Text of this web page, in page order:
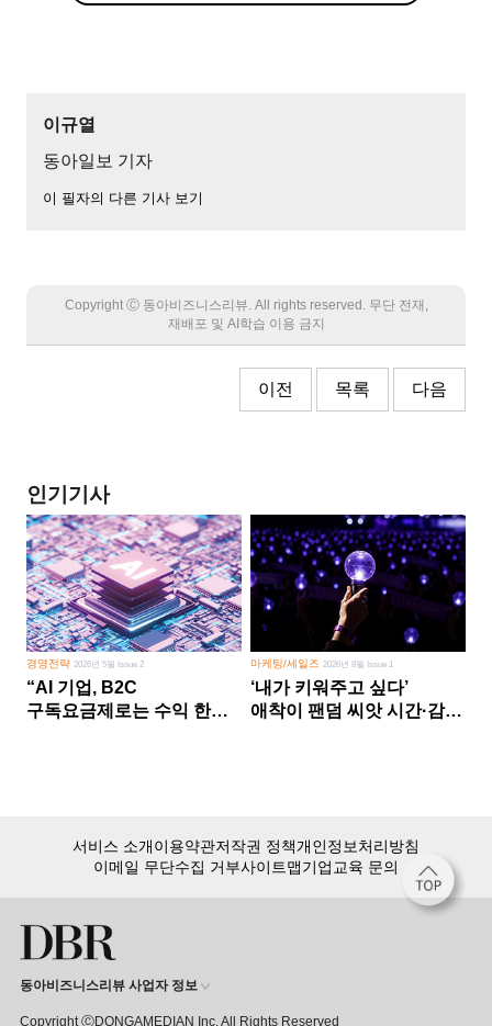
이규열
동아일보 기자
이 필자의 다른 기사 보기
Copyright Ⓒ 동아비즈니스리뷰. All rights reserved. 무단 전재,
재배포 및 AI학습 이용 금지
이전 목록 다음
인기기사
경영전략 2026년 5월 Issue 2
“AI 기업, B2C
구독요금제로는 수익 한계
마케팅/세일즈 2026년 8월 Issue 1
‘내가 키워주고 싶다’
애착이 팬덤 씨앗 시간·감정
서비스 소개이용약관저작권 정책개인정보처리방침
이메일 무단수집 거부사이트맵기업교육 문의
동아비즈니스리뷰 사업자 정보
Copyright ⒸDONGAMEDIAN Inc. All Rights Reserved